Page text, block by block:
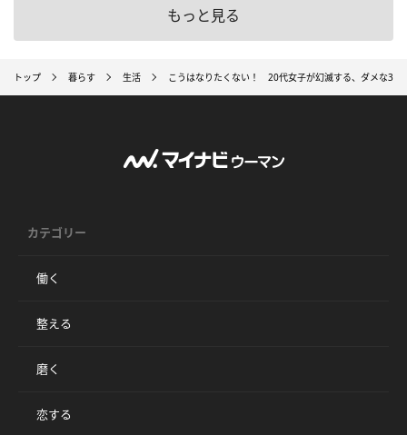
もっと見る
トップ 暮らす 生活 こうはなりたくない！ 20代女子が幻滅する、ダメな30
カテゴリー
働く
整える
磨く
恋する